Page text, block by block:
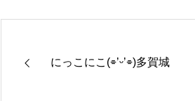
にっこにこ(⌯’ᵕ’⌯)多賀城